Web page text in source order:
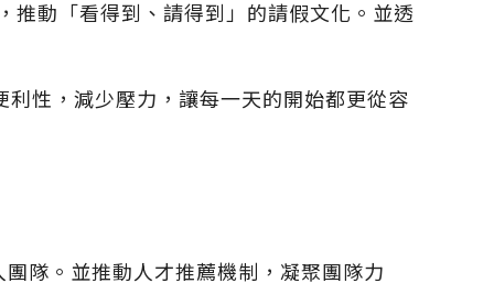
推動「看得到、請得到」的請假文化。並透
性，減少壓力，讓每一天的開始都更從容
隊。並推動人才推薦機制，凝聚團隊力